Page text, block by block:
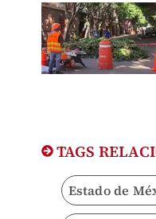
TAGS
Estado de